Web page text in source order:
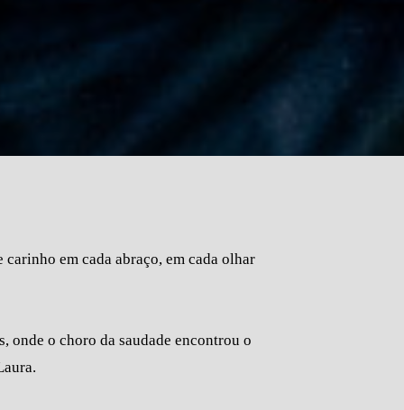
em cada abraço, em cada olhar
onde o choro da saudade encontrou o